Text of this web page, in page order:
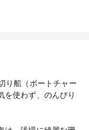
り船（ボートチャー
を使わず、のんびり